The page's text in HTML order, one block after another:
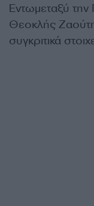
Εντωμεταξύ
Θεοκλής
συγκριτικά